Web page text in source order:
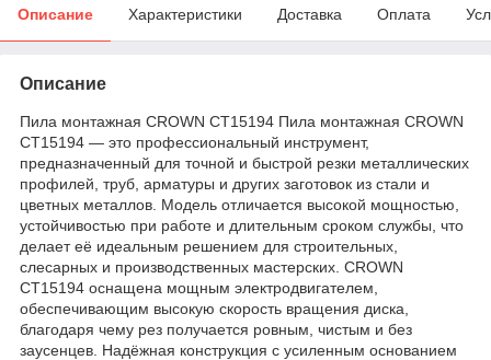
Описание Характеристики Доставка Оплата
Описание
Пила монтажная CROWN CT15194 Пила монтажная CROWN
CT15194 — это профессиональный инструмент,
предназначенный для точной и быстрой резки металлических
профилей, труб, арматуры и других заготовок из стали и
цветных металлов. Модель отличается высокой мощностью,
устойчивостью при работе и длительным сроком службы, что
делает её идеальным решением для строительных,
слесарных и производственных мастерских. CROWN
CT15194 оснащена мощным электродвигателем,
обеспечивающим высокую скорость вращения диска,
благодаря чему рез получается ровным, чистым и без
заусенцев. Надёжная конструкция с усиленным основанием